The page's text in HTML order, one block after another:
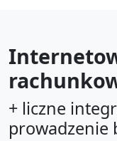
+ liczne
prowadzenie